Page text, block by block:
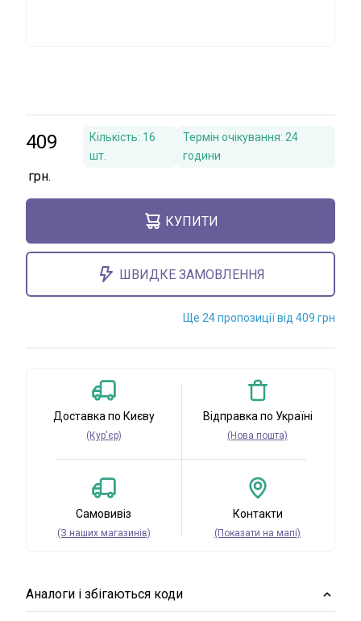
409 Кількість: 16
шт.
Термін очікування: 24
години
КУПИТИ
ШВИДКЕ ЗАМОВЛЕННЯ
Ще 24 пропозиції від 409 грн
Доставка по Києву
(Кур'єр)
Відправка по Україні
(Нова пошта)
Самовивіз
(З наших магазинів)
Контакти
(Показати на мапі)
Аналоги і збігаються коди